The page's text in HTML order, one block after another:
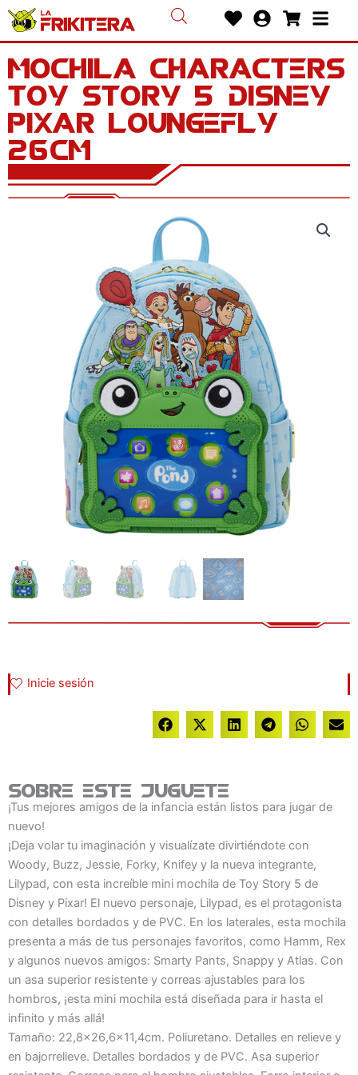
contenido
HeartUser-
circlecart
Bars
Mochila Characters
Toy Story 5 Disney
Pixar Loungefly
26cm
Inicie sesión
Sobre este juguete
¡Tus mejores amigos de la infancia están listos para jugar de
nuevo!
¡Deja volar tu imaginación y visualízate divirtiéndote con
Woody, Buzz, Jessie, Forky, Knifey y la nueva integrante,
Lilypad, con esta increíble mini mochila de Toy Story 5 de
Disney y Pixar! El nuevo personaje, Lilypad, es el protagonista
con detalles bordados y de PVC. En los laterales, esta mochila
presenta a más de tus personajes favoritos, como Hamm, Rex
y algunos nuevos amigos: Smarty Pants, Snappy y Atlas. Con
un asa superior resistente y correas ajustables para los
hombros, ¡esta mini mochila está diseñada para ir hasta el
infinito y más allá!
Tamaño: 22,8x26,6x11,4cm. Poliuretano. Detalles en relieve y
en bajorrelieve. Detalles bordados y de PVC. Asa superior